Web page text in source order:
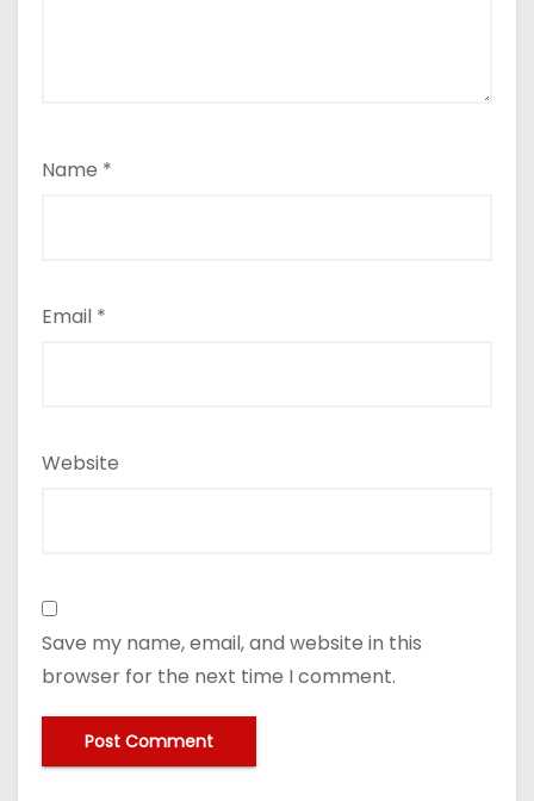
Name *
Email *
Website
Save my name, email, and website in this
browser for the next time I comment.